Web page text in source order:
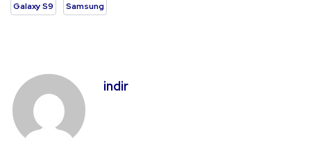
Galaxy S9 Samsung
indir